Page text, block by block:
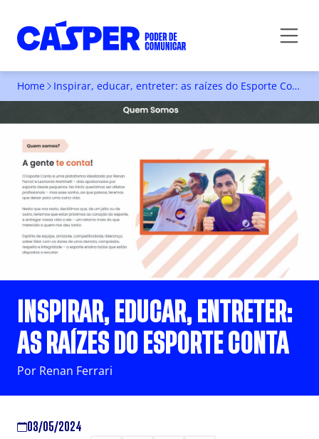
Home Inspirar, educar, entreter: as raízes do Esporte Conta
INSPIRAR, EDUCAR, ENTRETER:
AS RAÍZES DO ESPORTE CONTA
Por Renan Ferrari
03/05/2024